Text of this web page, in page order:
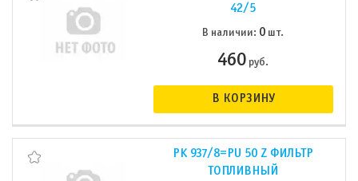
42/5
В наличии: 0 шт.
460 руб.
В КОРЗИНУ
PK 937/8=PU 50 Z ФИЛЬТР
ТОПЛИВНЫЙ